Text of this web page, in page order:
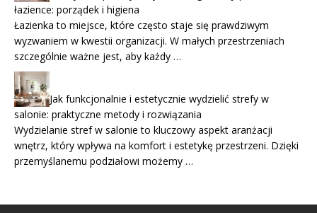
łazience: porządek i higiena
Łazienka to miejsce, które często staje się prawdziwym
wyzwaniem w kwestii organizacji. W małych przestrzeniach
szczególnie ważne jest, aby każdy …
Jak funkcjonalnie i estetycznie wydzielić strefy w
salonie: praktyczne metody i rozwiązania
Wydzielanie stref w salonie to kluczowy aspekt aranżacji
wnętrz, który wpływa na komfort i estetykę przestrzeni. Dzięki
przemyślanemu podziałowi możemy …